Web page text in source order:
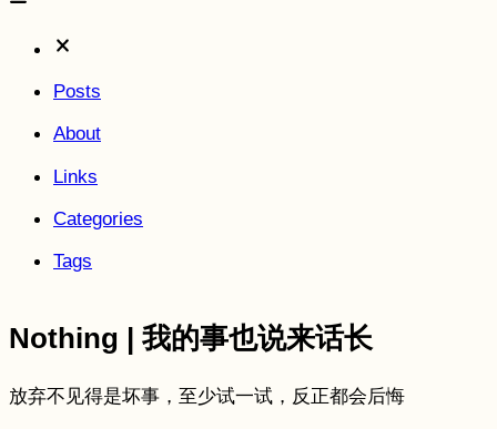
Posts
About
Links
Categories
Tags
Nothing | 我的事也说来话长
放弃不见得是坏事，至少试一试，反正都会后悔